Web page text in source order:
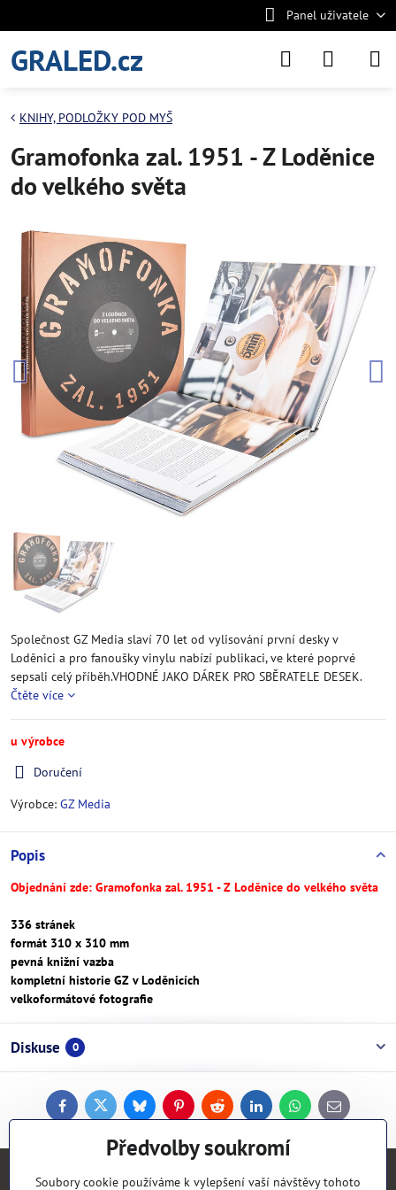
Panel uživatele
GRALED.cz
KNIHY, PODLOŽKY POD MYŠ
Gramofonka zal. 1951 - Z Loděnice
do velkého světa
Společnost GZ Media slaví 70 let od vylisování první desky v
Loděnici a pro fanoušky vinylu nabízí publikaci, ve které poprvé
sepsali celý příběh.VHODNÉ JAKO DÁREK PRO SBĚRATELE DESEK.
Čtěte více
u výrobce
Doručení
Výrobce: GZ Media
Popis
Objednání zde: Gramofonka zal. 1951 - Z Loděnice do velkého světa
336 stránek
formát 310 x 310 mm
pevná knižní vazba
kompletní historie GZ v Loděnicích
velkoformátové fotografie
Diskuse 0
FacebookTwitterBlueskyPinterestReddit LinkedInWhatsApp
E-
mail
Předvolby soukromí
Soubory cookie používáme k vylepšení vaší návštěvy tohoto